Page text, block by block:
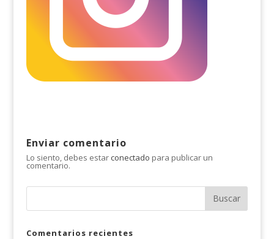
Enviar comentario
Lo siento, debes estar conectado para publicar un
comentario.
Comentarios recientes